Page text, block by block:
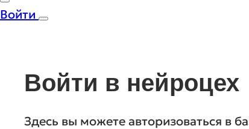
Войти
Войти в нейроцех
Здесь вы можете авторизоваться в